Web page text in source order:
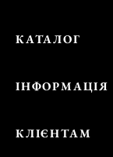
КАТАЛОГ
ІНФОРМАЦІЯ
КЛІЄНТАМ